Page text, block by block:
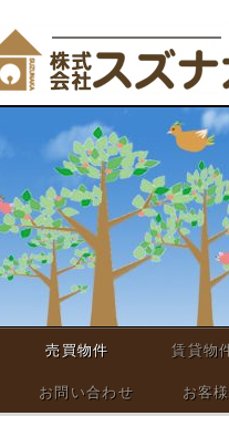
売買物件 賃貸物
お問い合わせ
お客